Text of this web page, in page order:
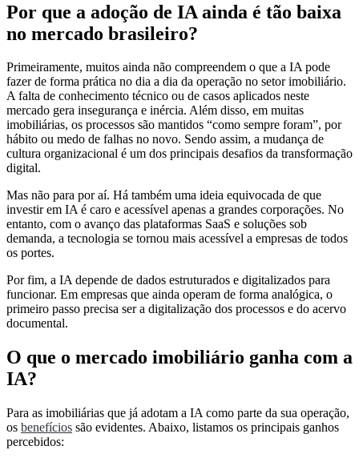
Por que a adoção de IA ainda é tão baixa
no mercado brasileiro?
Primeiramente, muitos ainda não compreendem o que a IA pode
fazer de forma prática no dia a dia da operação no setor imobiliário.
A falta de conhecimento técnico ou de casos aplicados neste
mercado gera insegurança e inércia. Além disso, em muitas
imobiliárias, os processos são mantidos “como sempre foram”, por
hábito ou medo de falhas no novo. Sendo assim, a mudança de
cultura organizacional é um dos principais desafios da transformação
digital.
Mas não para por aí. Há também uma ideia equivocada de que
investir em IA é caro e acessível apenas a grandes corporações. No
entanto, com o avanço das plataformas SaaS e soluções sob
demanda, a tecnologia se tornou mais acessível a empresas de todos
os portes.
Por fim, a IA depende de dados estruturados e digitalizados para
funcionar. Em empresas que ainda operam de forma analógica, o
primeiro passo precisa ser a digitalização dos processos e do acervo
documental.
O que o mercado imobiliário ganha com a
IA?
Para as imobiliárias que já adotam a IA como parte da sua operação,
os benefícios são evidentes. Abaixo, listamos os principais ganhos
percebidos: